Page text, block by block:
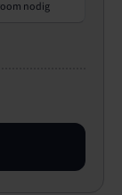
nodig